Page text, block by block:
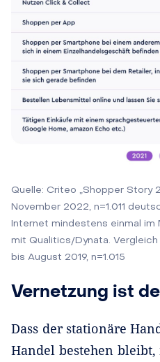
Quelle: Criteo „Shopper Story
November 2022, n=1.011
Internet mindestens einmal
mit Qualitics/Dynata. Vergleich
bis August 2019, n=1.015
Vernetzung ist
Dass der stationäre
Handel bestehen